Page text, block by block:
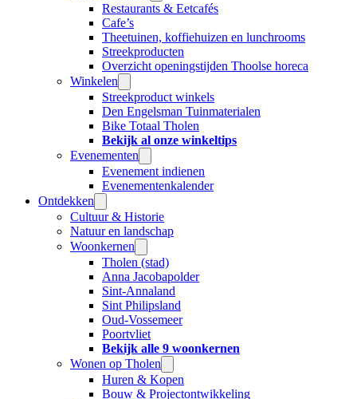
Restaurants & Eetcafés
Cafe’s
Theetuinen, koffiehuizen en lunchrooms
Streekproducten
Overzicht openingstijden Thoolse horeca
Winkelen
Streekproduct winkels
Den Engelsman Tuinmaterialen
Bike Totaal Tholen
Bekijk al onze winkeltips
Evenementen
Evenement indienen
Evenementenkalender
Ontdekken
Cultuur & Historie
Natuur en landschap
Woonkernen
Tholen (stad)
Anna Jacobapolder
Sint-Annaland
Sint Philipsland
Oud-Vossemeer
Poortvliet
Bekijk alle 9 woonkernen
Wonen op Tholen
Huren & Kopen
Bouw & Projectontwikkeling